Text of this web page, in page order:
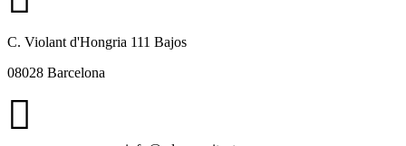
C. Violant d'Hongria 111 Bajos
08028 Barcelona